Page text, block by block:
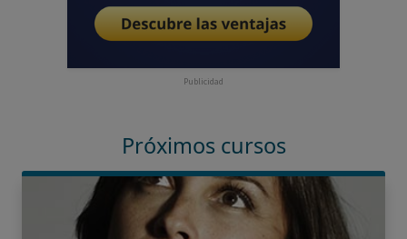
Publicidad
Próximos cursos